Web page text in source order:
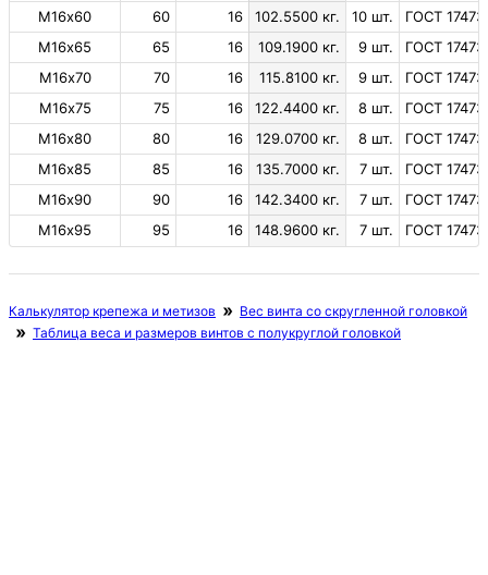
М16х60
60 16 102.5500 кг. 10 шт.
ГОСТ
М16х65
65 16 109.1900 кг. 9 шт.
ГОСТ
М16х70
70 16 115.8100 кг. 9 шт.
ГОСТ
М16х75
75 16 122.4400 кг. 8 шт.
ГОСТ
М16х80
80 16 129.0700 кг. 8 шт.
ГОСТ
М16х85
85 16 135.7000 кг. 7 шт.
ГОСТ
М16х90
90 16 142.3400 кг. 7 шт.
ГОСТ
М16х95
95 16 148.9600 кг. 7 шт. ГОСТ
Калькулятор крепежа и метизов
Вес винта со скругленной головкой
Таблица веса и размеров винтов с полукруглой головкой